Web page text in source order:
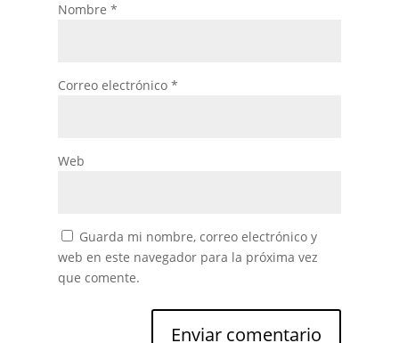
Nombre *
Correo electrónico *
Web
Guarda mi nombre, correo electrónico y
web en este navegador para la próxima vez
que comente.